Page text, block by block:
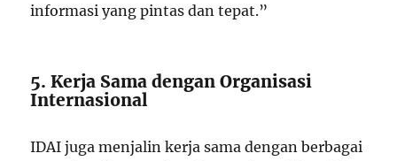
informasi yang pintas dan tepat.”
5. Kerja Sama dengan Organisasi
Internasional
IDAI juga menjalin kerja sama dengan berbagai